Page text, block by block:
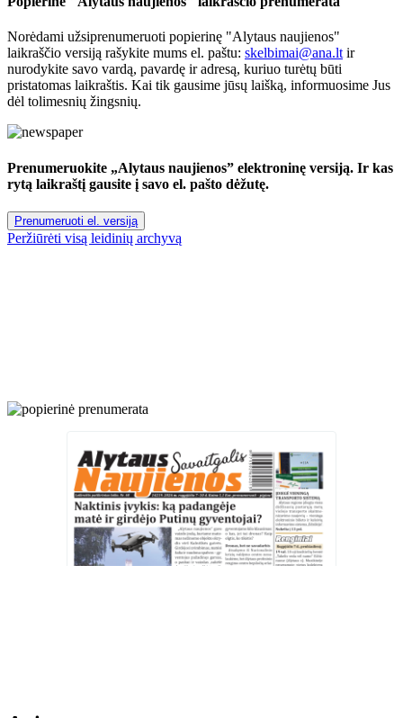
Norėdami užsiprenumeruoti popierinę "Alytaus naujienos"
laikraščio versiją rašykite mums el. paštu: skelbimai@ana.lt ir
nurodykite savo vardą, pavardę ir adresą, kuriuo turėtų būti
pristatomas laikraštis. Kai tik gausime jūsų laišką, informuosime Jus
dėl tolimesnių žingsnių.
Prenumeruokite „Alytaus naujienos” elektroninę versiją. Ir kas
rytą laikraštį gausite į savo el. pašto dėžutę.
Prenumeruoti el. versiją
Peržiūrėti visą leidinių archyvą